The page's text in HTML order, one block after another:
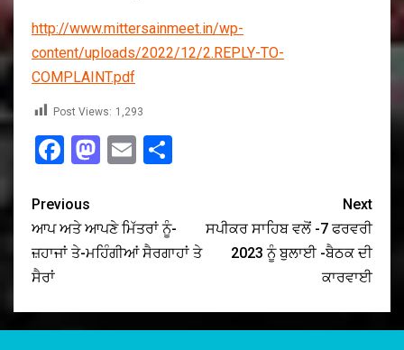
http://www.mittersainmeet.in/wp-
content/uploads/2022/12/2.REPLY-TO-
COMPLAINT.pdf
Post Views: 1,293
Facebook
Mastodon
Email
Previous
ਆਪ ਅਤੇ ਆਪਣੇ ਮਿੱਤਰਾਂ ਨੂੰ-
ਜ਼ਹਾਜਾਂ ਤੇ-ਮਹਿੰਗੀਆਂ ਸੈਰਗਾਹਾਂ ਤੇ
ਸੈਰਾਂ
Next
ਸਪੀਕਰ ਸਾਹਿਬ ਵਲੋਂ -7 ਫਰਵਰੀ
2023 ਨੂੰ ਬੁਲਾਈ -ਬੈਠਕ ਦੀ
ਕਾਰਵਾਈ